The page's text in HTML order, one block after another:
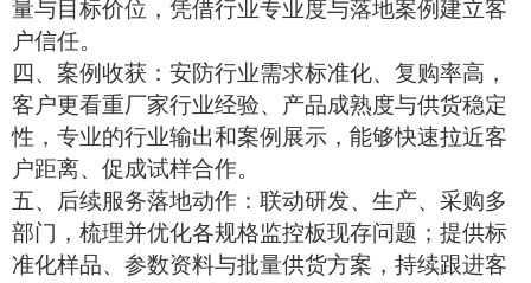
量与目标价位，凭借行业专业度与落地案例建立客
户信任。
四、案例收获：安防行业需求标准化、复购率高，
客户更看重厂家行业经验、产品成熟度与供货稳定
性，专业的行业输出和案例展示，能够快速拉近客
户距离、促成试样合作。
五、后续服务落地动作：联动研发、生产、采购多
部门，梳理并优化各规格监控板现存问题；提供标
准化样品、参数资料与批量供货方案，持续跟进客